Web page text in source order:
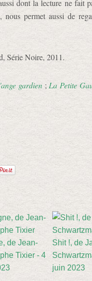
dont la lecture ne fait
permet aussi de
Série Noire, 2011.
gardien; La Petite
de Jean-
Tixier - 4
Shit !, de
juin 2023